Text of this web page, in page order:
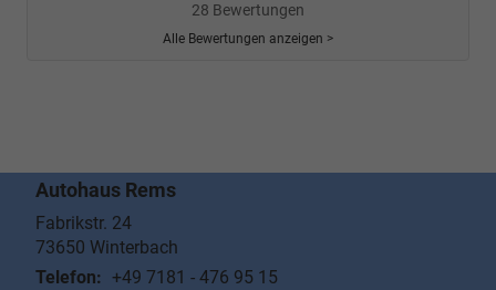
28 Bewertungen
Alle Bewertungen anzeigen >
Autohaus Rems
Fabrikstr. 24
73650 Winterbach
Telefon: +49 7181 - 476 95 15